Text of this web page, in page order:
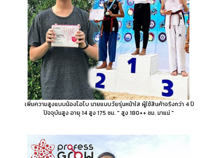
เพิ่มความสูงแบบน้องโอโบ นายแบบวัยรุ่นหน้าใส ผู้ใช้สินค้าจริงกว่า 4 ปี
ปัจจุบันสูง อายุ 14 สูง 175 ซม. " สูง 180++ ซม. มาแน่ "